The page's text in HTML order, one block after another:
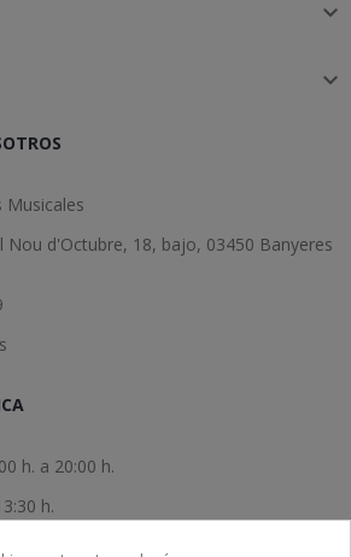


Musicales
Nou d'Octubre, 18, bajo, 03450 Banyeres
h. a 20:00 h.
h.